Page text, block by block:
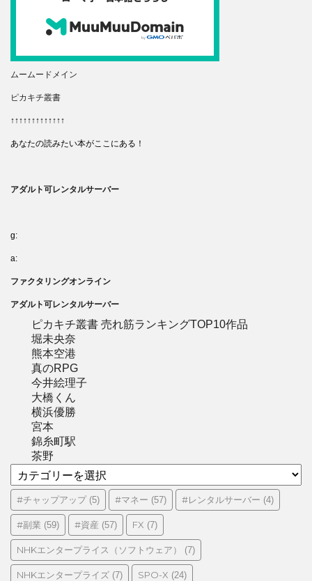
ムームードメイン
ピカキチ叢書
↑↑↑↑↑↑↑↑↑↑↑↑↑
あなたの読みたい本がここにある！
アダルト可レンタルサーバー
g:
a:
ファクタリングオンライン
アダルト可レンタルサーバー
ピカキチ叢書 売れ筋ランキングTOP10作品
堀未央奈
熊本空港
真のRPG
今井絵理子
大橋くん
横浜優勝
宮本
錦糸町駅
茶野
テ
ゴ
リ
ー
#チャップアップ(5) #マネー (57) #レンタルサーバー (4)
#副業 (59) #資産 (57) FX (7)
NHKエンタープライス（ソフトウェア） (7)
NHKエンタープライズ (7) SPO-X (24)